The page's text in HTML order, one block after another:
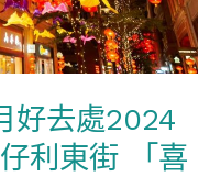
好去處2024
利東街 「喜